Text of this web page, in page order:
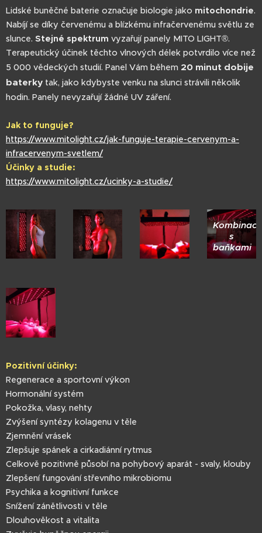
Lidské buněčné baterie označuje biologie jako mitochondrie.
Nabíjí se díky červenému a blízkému infračervenému světlu ze
slunce. Stejné spektrum vyzařují panely MITO LIGHT®.
Terapeutický účinek těchto vlnových délek potvrdilo více než
5 000 vědeckých studií. Panel Vám během 20 minut dobije
baterky tak, jako kdybyste venku na slunci strávili několik
hodin. Panely nevyzařují žádné UV záření.
Jak to funguje?
https://www.mitolight.cz/jak-funguje-terapie-cervenym-a-
infracervenym-svetlem/
Účinky a studie:
https://www.mitolight.cz/ucinky-a-studie/
Kombinace
s
baňkami
Pozitivní účinky:
Regenerace a sportovní výkon
Hormonální systém
Pokožka, vlasy, nehty
Zvýšení syntézy kolagenu v těle
Zjemnění vrásek
Zlepšuje spánek a cirkadiánní rytmus
Celkově pozitivně působí na pohybový aparát - svaly, klouby
Zlepšení fungování střevního mikrobiomu
Psychika a kognitivní funkce
Snížení zánětlivosti v těle
Dlouhověkost a vitalita